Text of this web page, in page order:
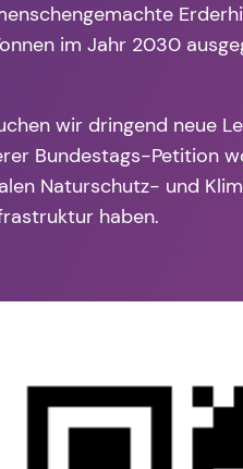
im Jahr 2030
wir dringend neue
Bundestags-Petition
Naturschutz- und
haben.